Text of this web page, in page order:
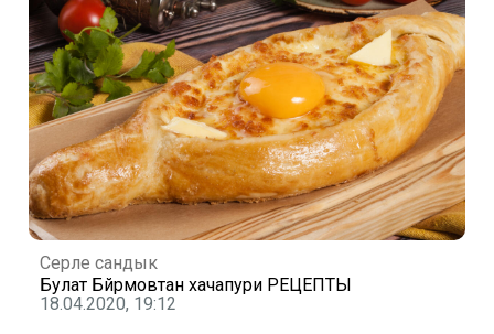
Серле сандык
Булат Бәйрәмовтан хачапури РЕЦЕПТЫ
18.04.2020, 19:12